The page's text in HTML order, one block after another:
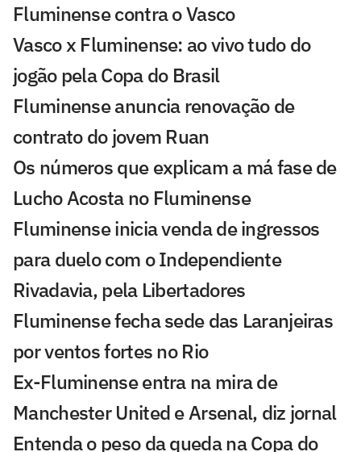
Fluminense contra o Vasco
Vasco x Fluminense: ao vivo tudo do
jogão pela Copa do Brasil
Fluminense anuncia renovação de
contrato do jovem Ruan
Os números que explicam a má fase de
Lucho Acosta no Fluminense
Fluminense inicia venda de ingressos
para duelo com o Independiente
Rivadavia, pela Libertadores
Fluminense fecha sede das Laranjeiras
por ventos fortes no Rio
Ex-Fluminense entra na mira de
Manchester United e Arsenal, diz jornal
Entenda o peso da queda na Copa do